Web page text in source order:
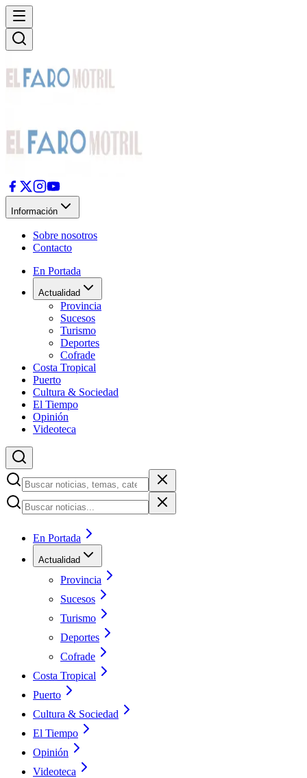
Información
Sobre nosotros
Contacto
En Portada
Actualidad
Provincia
Sucesos
Turismo
Deportes
Cofrade
Costa Tropical
Puerto
Cultura & Sociedad
El Tiempo
Opinión
Videoteca
En Portada
Actualidad
Provincia
Sucesos
Turismo
Deportes
Cofrade
Costa Tropical
Puerto
Cultura & Sociedad
El Tiempo
Opinión
Videoteca